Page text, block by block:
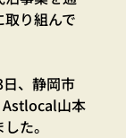
り組んで
、静岡市
Astlocal山本
た。